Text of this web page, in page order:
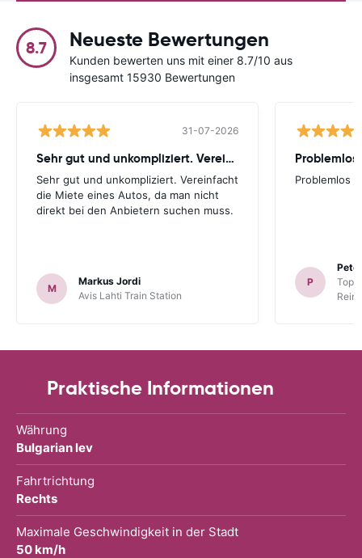
8.7 Neueste Bewertungen
Kunden bewerten uns mit einer 8.7/10 aus
insgesamt 15930 Bewertungen
31-07-2026
Sehr gut und unkompliziert. Vereinfacht
Sehr gut und unkompliziert. Vereinfacht
die Miete eines Autos, da man nicht
direkt bei den Anbietern suchen muss.
M
Markus Jordi
Avis Lahti Train Station
Problemlos
Problemlos
P
Praktische Informationen
Währung
Bulgarian lev
Fahrtrichtung
Rechts
Maximale Geschwindigkeit in der Stadt
50 km/h